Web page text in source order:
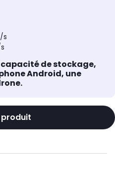
s
de stockage,
Android, une